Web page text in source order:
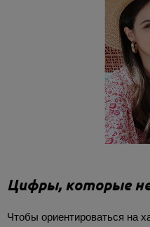
Цифры, которые
Чтобы ориентироваться на